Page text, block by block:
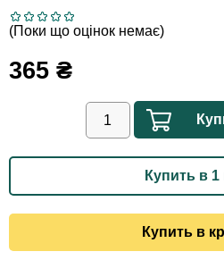
(Поки що оцінок немає)
365 ₴
Купить в 1
Купить в